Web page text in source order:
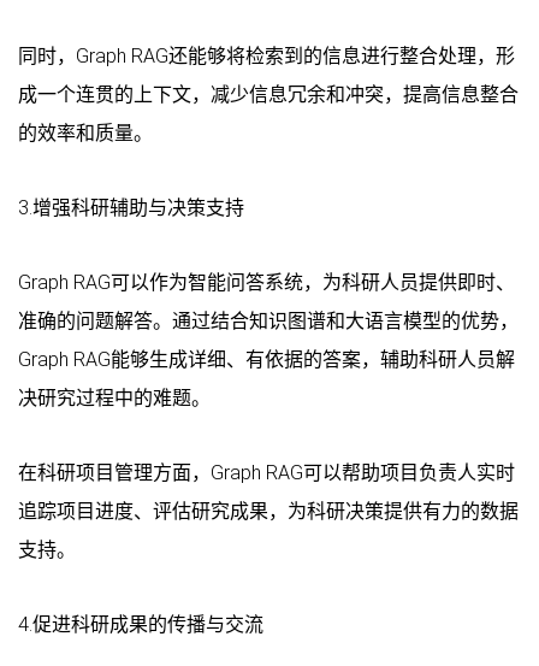
同时，Graph RAG还能够将检索到的信息进行整合处理，形
成一个连贯的上下文，减少信息冗余和冲突，提高信息整合
的效率和质量。
3.增强科研辅助与决策支持
Graph RAG可以作为智能问答系统，为科研人员提供即时、
准确的问题解答。通过结合知识图谱和大语言模型的优势，
Graph RAG能够生成详细、有依据的答案，辅助科研人员解
决研究过程中的难题。
在科研项目管理方面，Graph RAG可以帮助项目负责人实时
追踪项目进度、评估研究成果，为科研决策提供有力的数据
支持。
4.促进科研成果的传播与交流